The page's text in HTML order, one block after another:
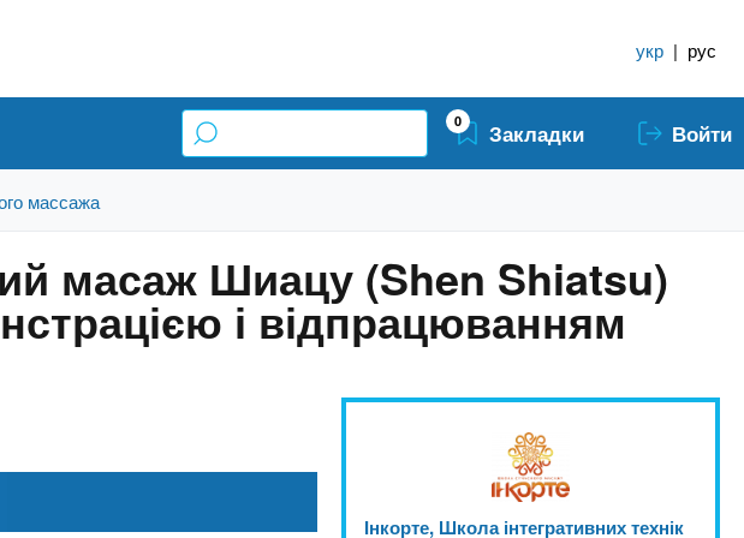
укр | рус
0 Закладки Войти
массажа
масаж Шиацу (Shen Shiatsu)
і відпрацюванням
Інкорте, Школа інтегративних технік